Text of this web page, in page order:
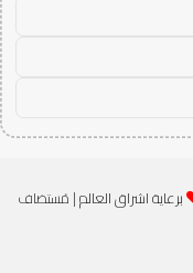
برعاية اشراق العالم| مُستضاف